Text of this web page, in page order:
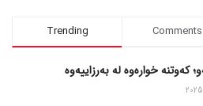
Trending Comments
کەوتنە خوارەوە لە بەرزاییەوە